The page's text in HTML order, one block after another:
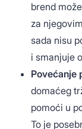
brend
za
sada nisu
i smanjuje
Povećanje
domaćeg
pomoći u
To je